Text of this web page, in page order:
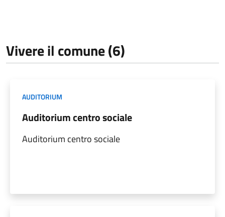
Vivere il comune (6)
AUDITORIUM
Auditorium centro sociale
Auditorium centro sociale